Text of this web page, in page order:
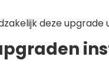
deze upgrade